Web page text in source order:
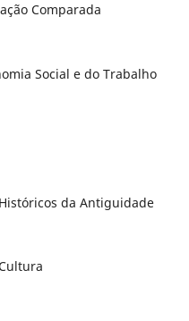
Comparada
Social e do Trabalho
da Antiguidade